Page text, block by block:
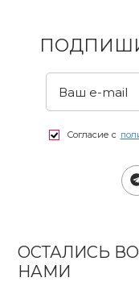
Согласие с
ОСТАЛИСЬ
НАМИ